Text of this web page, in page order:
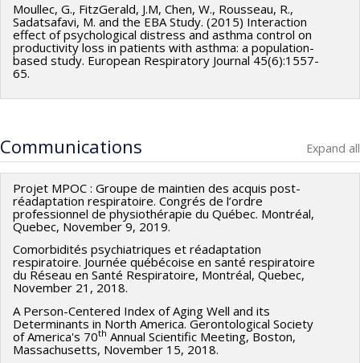
Moullec, G., FitzGerald, J.M, Chen, W., Rousseau, R.,
Sadatsafavi, M. and the EBA Study. (2015) Interaction
effect of psychological distress and asthma control on
productivity loss in patients with asthma: a population-
based study. European Respiratory Journal 45(6):1557-
65.
Communications Expand all
Projet MPOC : Groupe de maintien des acquis post-
réadaptation respiratoire. Congrés de l’ordre
professionnel de physiothérapie du Québec. Montréal,
Quebec, November 9, 2019.
Comorbidités psychiatriques et réadaptation
respiratoire. Journée québécoise en santé respiratoire
du Réseau en Santé Respiratoire, Montréal, Quebec,
November 21, 2018.
A Person-Centered Index of Aging Well and its
Determinants in North America. Gerontological Society
of America's 70th Annual Scientific Meeting, Boston,
Massachusetts, November 15, 2018.